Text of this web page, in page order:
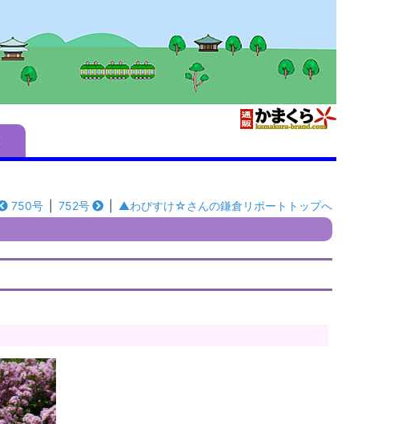
750号 752号 ▲わびすけ☆さんの鎌倉リポートトップへ